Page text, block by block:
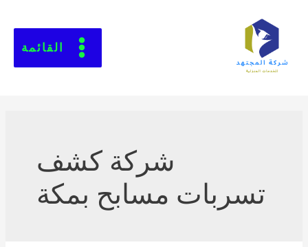
القائمة
شركة كشف
تسربات مسابح بمكة